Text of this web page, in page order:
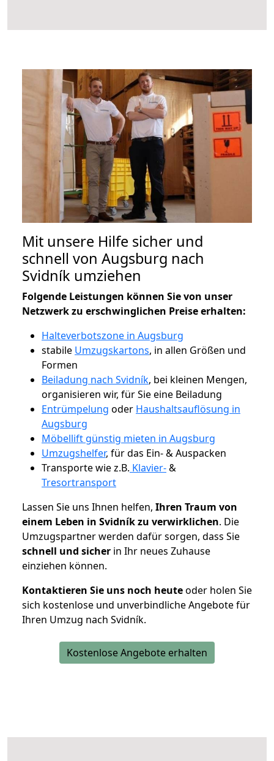
Mit unsere Hilfe sicher und
schnell von Augsburg nach
Svidník umziehen
Folgende Leistungen können Sie von unser
Netzwerk zu erschwinglichen Preise erhalten:
Halteverbotszone in Augsburg
stabile Umzugskartons, in allen Größen und
Formen
Beiladung nach Svidník, bei kleinen Mengen,
organisieren wir, für Sie eine Beiladung
Entrümpelung oder Haushaltsauflösung in
Augsburg
Möbellift günstig mieten in Augsburg
Umzugshelfer, für das Ein- & Auspacken
Transporte wie z.B. Klavier-&
Tresortransport
Lassen Sie uns Ihnen helfen, Ihren Traum von
einem Leben in Svidník zu verwirklichen. Die
Umzugspartner werden dafür sorgen, dass Sie
schnell und sicher in Ihr neues Zuhause
einziehen können.
Kontaktieren Sie uns noch heuteoder holen Sie
sich kostenlose und unverbindliche Angebote für
Ihren Umzug nach Svidník.
Kostenlose Angebote erhalten